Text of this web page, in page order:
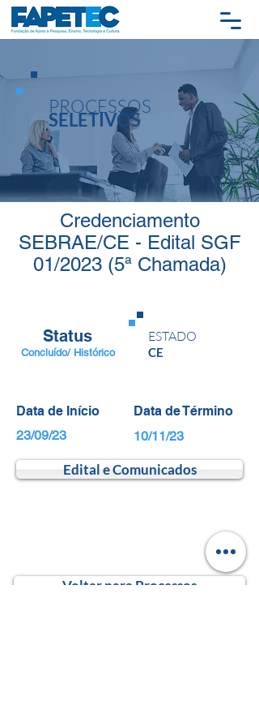
SELETIVOS
PROCESSOS
Credenciamento
SEBRAE/CE - Edital SGF
01/2023 (5ª Chamada)
Status
Concluído/ Histórico
ESTADO
CE
Data de Início
23/09/23
Data de Término
10/11/23
Edital e Comunicados
Voltar para Processos